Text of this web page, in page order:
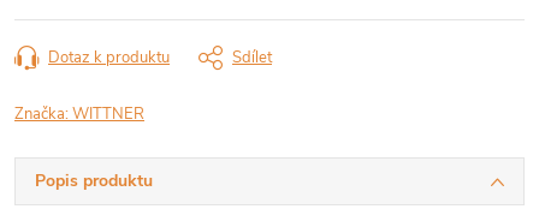
Dotaz k produktu Sdílet
Značka:WITTNER
Popis produktu